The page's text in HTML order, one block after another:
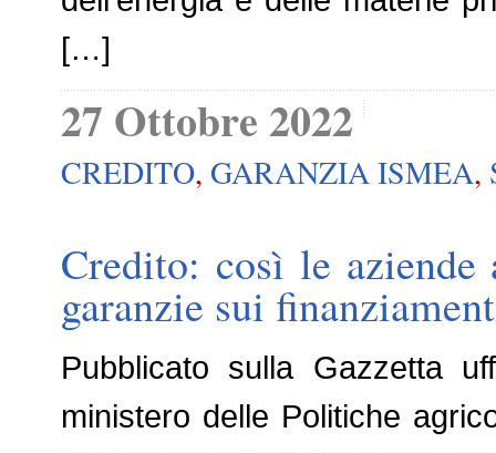
[…]
27 Ottobre 2022
CREDITO, GARANZIA ISMEA,
Credito: così le aziende
garanzie sui
Pubblicato sulla Gazzetta
ministero delle Politiche